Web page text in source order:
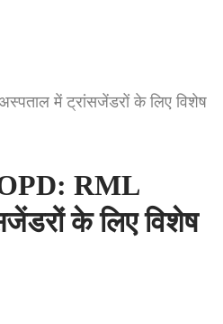
में ट्रांसजेंडरों के लिए विशेष
RML
के लिए विशेष